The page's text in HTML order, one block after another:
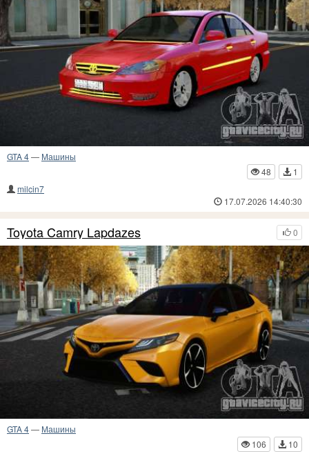
GTA 4— Машины
48
1
milcin7
17.07.2026 14:40:30
0
Toyota Camry Lapdazes
GTA 4— Машины
106
10